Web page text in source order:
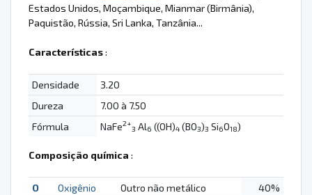
Estados Unidos, Moçambique, Mianmar (Birmânia),
Paquistão, Rússia, Sri Lanka, Tanzânia...
Características:
Densidade
3.20
Dureza
7.00 à 7.50
Fórmula
NaFe2+
3 Al6 ((OH)4 (BO3)3 Si6O18)
Composição química :
O Oxigênio Outro não metálico
40%